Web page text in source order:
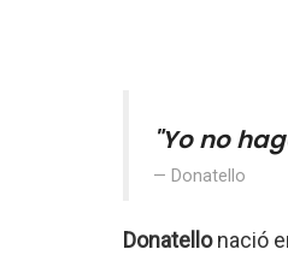
"Yo no
Donatello
Donatellonació